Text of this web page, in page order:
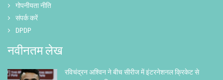
गोपनीयता नीति
संपर्क करें
DPDP
नवीनतम लेख
रविचंद्रन अश्विन ने बीच सीरीज में इंटरनेशनल क्रिकेट से